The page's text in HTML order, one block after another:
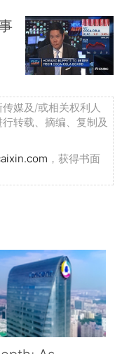
媒及/或相关权利人
转载、摘编、复制及
，获得书面